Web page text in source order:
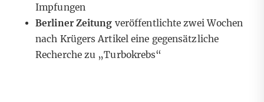
Impfungen
Berliner Zeitung veröffentlichte zwei Wochen
nach Krügers Artikel eine gegensätzliche
Recherche zu „Turbokrebs“